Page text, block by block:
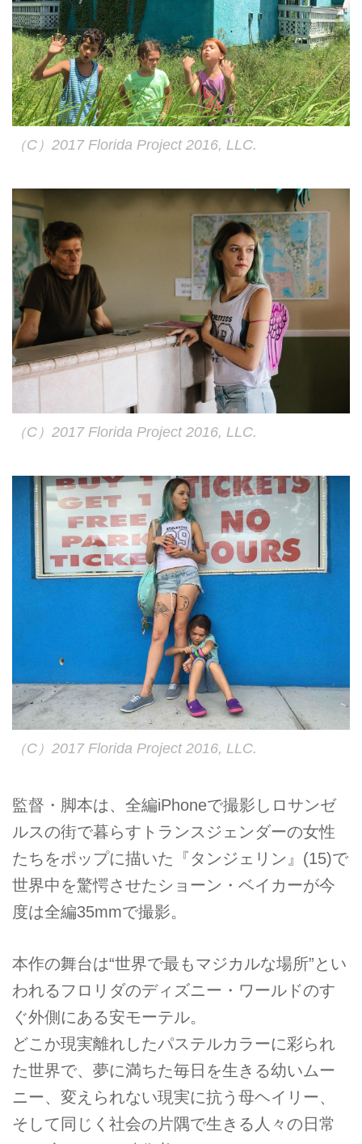
（C）2017 Florida Project 2016, LLC.
（C）2017 Florida Project 2016, LLC.
（C）2017 Florida Project 2016, LLC.
監督・脚本は、全編iPhoneで撮影しロサンゼ
ルスの街で暮らすトランスジェンダーの女性
たちをポップに描いた『タンジェリン』(15)で
世界中を驚愕させたショーン・ベイカーが今
度は全編35mmで撮影。
本作の舞台は“世界で最もマジカルな場所”とい
われるフロリダのディズニー・ワールドのす
ぐ外側にある安モーテル。
どこか現実離れしたパステルカラーに彩られ
た世界で、夢に満ちた毎日を生きる幼いムー
ニー、変えられない現実に抗う母ヘイリー、
そして同じく社会の片隅で生きる人々の日常